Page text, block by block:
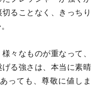
ることなく、きっちり
々なものが重なって、
る強さは、本当に素晴
っても、尊敬に値しま